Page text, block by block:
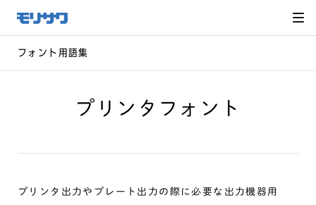
メ
ニュー
飛ばし
へ移動
フォント用語集
プリンタフォント
プリンタ出力やプレート出力の際に必要な出力機器用